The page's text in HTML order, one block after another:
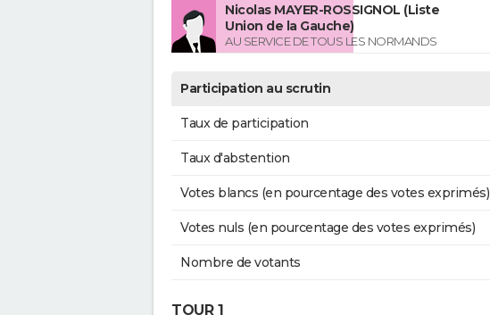
Nicolas MAYER-ROSSIGNOL (Liste
Union de la Gauche)
AU SERVICE DE TOUS LES NORMANDS
Participation au scrutin
Taux de participation
Taux d'abstention
Votes blancs (en pourcentage des votes exprimés)
Votes nuls (en pourcentage des votes exprimés)
Nombre de votants
TOUR 1